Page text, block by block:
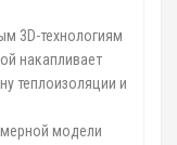
3D-технологиям
накапливает
теплоизоляции и
модели